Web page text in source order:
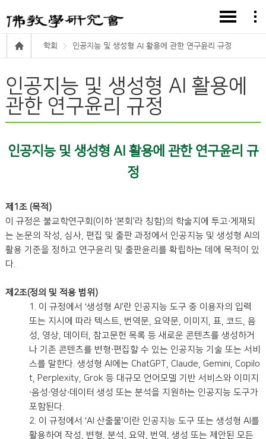
학회 인공지능 및 생성형 AI 활용에 관한 연구윤리 규정
인공지능 및 생성형 AI 활용에
관한 연구윤리 규정
인공지능 및 생성형 AI 활용에 관한 연구윤리 규
정
제1조 (목적)
이 규정은 불교학연구회(이하 ‘본회’라 칭함)의 학술지에 투고·게재되
는 논문의 작성, 심사, 편집 및 출판 과정에서 인공지능 및 생성형 AI의
활용 기준을 정하고 연구윤리 및 출판윤리를 확립하는 데에 목적이 있
다.
제2조(정의 및 적용 범위)
1. 이 규정에서 ‘생성형 AI’란 인공지능 도구 중 이용자의 입력
또는 지시에 따라 텍스트, 번역문, 요약문, 이미지, 표, 코드, 음
성, 영상, 데이터, 참고문헌 목록 등 새로운 콘텐츠를 생성하거
나 기존 콘텐츠를 변형·편집할 수 있는 인공지능 기술 또는 서비
스를 말한다. 생성형 AI에는 ChatGPT, Claude, Gemini, Copilo
t, Perplexity, Grok 등 대규모 언어모델 기반 서비스와 이미지
·음성·영상·데이터 생성 또는 분석을 지원하는 인공지능 도구가
포함된다.
2. 이 규정에서 ‘AI 산출물’이란 인공지능 도구 또는 생성형 AI를
활용하여 작성, 변형, 분석, 요약, 번역, 생성 또는 제안된 모든